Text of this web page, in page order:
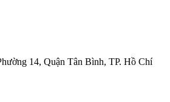
14, Quận Tân Bình, TP. Hồ Chí